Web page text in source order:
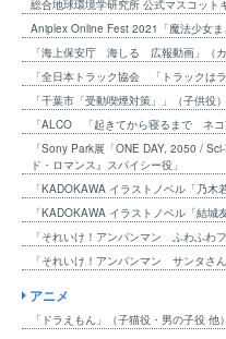
総合地球環境学研究所 公式マスコット
Aniplex Online Fest 2021「魔法少女
「海上保安庁 海しる 広報動画」（カ
「全日本トラック協会 「トラックはラ
「千葉市「受動喫煙対策」」（子供役）
「ALCO 「起きてから寝るまで ネコ
「Sony Park展「ONE DAY, 2050 /
ド・ロマンス』スパイシー役」
「KADOKAWA イラストノベル「乃木
「KADOKAWA イラストノベル「結
「それいけ！アンパンマン ふわふわ
「それいけ！アンパンマン サンタさ
アニメ
「ドラえもん」（子猫役・男の子役 他）